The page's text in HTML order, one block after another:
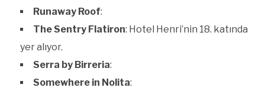
Runaway Roof:
The Sentry Flatiron: Hotel Henri’nin 18. katında
yer alıyor.
Serra by Birreria:
Somewhere in Nolita: